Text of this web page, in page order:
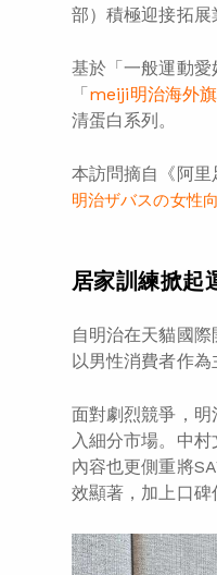
部）積極迎接拓展
基於「一般運動
「meiji明治海外
清蛋白系列。
本訪問摘自《阿里
明治ザバスの女性
居家訓練掀
自明治在天貓國際
以男性消費者作
面對劇烈競爭，
入細分市場。中
內容也更側重將
效顯著，加上口